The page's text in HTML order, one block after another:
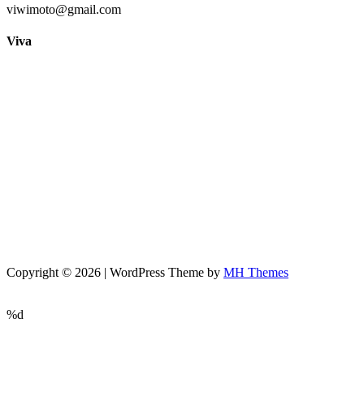
viwimoto@gmail.com
Viva
Copyright © 2026 | WordPress Theme by MH Themes
%d